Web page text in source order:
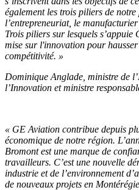
également les trois piliers de
l’entrepreneuriat, le
Trois piliers sur lesquels
mise sur l'innovation pour
compétitivité. »
Dominique Anglade, ministre de
l’Innovation et ministre
« GE Aviation contribue depuis
économique de notre région.
Bromont est une marque de
travailleurs. C’est une nouvelle
industrie et de l’environnement
de nouveaux projets en